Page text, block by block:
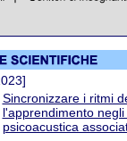
Sincronizzare i ritmi
l'apprendimento negli
psicoacustica